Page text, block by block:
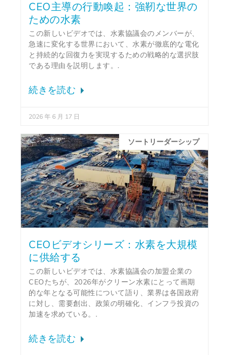
CEO主導の行動喚起：強靭な世界の
ための水素
この新しいビデオでは、水素協議会のメンバーが、
急速に変化する世界において、水素が徹底的な電化
と持続的な回復力を実現するための戦略的な選択肢
である理由を説明します。.
続きを読む
2026 年 6 月 17 日
ソートリーダーシップ
CEOビデオシリーズ：水素を大規模
に供給する
この新しいビデオでは、水素協議会の加盟企業の
CEOたちが、2026年がクリーン水素にとって画期
的な年となる可能性について語り、業界は各国政府
に対し、需要創出、政策の明確化、インフラ投資の
加速を求めている。.
続きを読む